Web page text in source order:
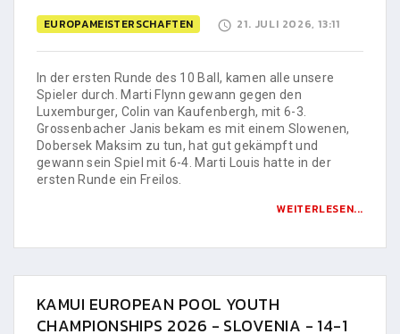
EUROPAMEISTERSCHAFTEN 21. JULI 2026, 13:11
In der ersten Runde des 10 Ball, kamen alle unsere
Spieler durch. Marti Flynn gewann gegen den
Luxemburger, Colin van Kaufenbergh, mit 6-3.
Grossenbacher Janis bekam es mit einem Slowenen,
Dobersek Maksim zu tun, hat gut gekämpft und
gewann sein Spiel mit 6-4. Marti Louis hatte in der
ersten Runde ein Freilos.
WEITERLESEN...
KAMUI EUROPEAN POOL YOUTH
CHAMPIONSHIPS 2026 - SLOVENIA - 14-1